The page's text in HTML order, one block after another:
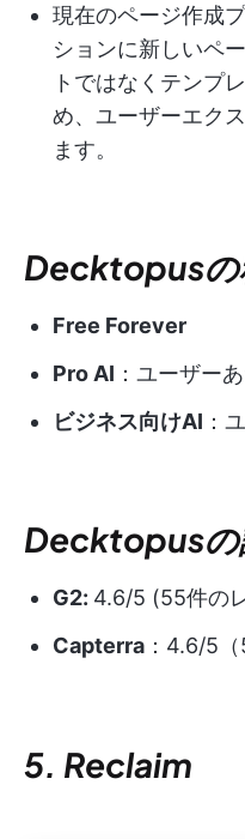
現在のページ作成
ションに新しいペ
トではなくテンプ
め、ユーザーエク
ます。
Decktopusの
Free Forever
Pro AI ：ユーザー
ビジネス向けAI ：
Decktopusの
G2: 4.6/5 (55件の
Capterra ：4.6/5
5. Reclaim